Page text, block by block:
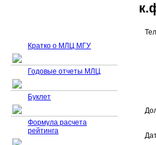
Кратко о МЛЦ МГУ
Годовые отчеты МЛЦ
Буклет
Формула расчета
рейтинга